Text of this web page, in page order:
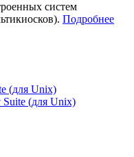
систем
Подробнее
(для Unix)
Suite (для Unix)